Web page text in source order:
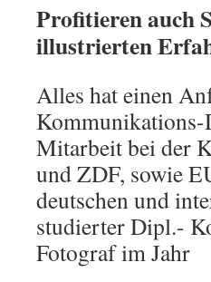
Profitieren auch
illustrierten
Alles hat einen
Kommunikations-
Mitarbeit bei der
und ZDF, sowie
deutschen und
studierter Dipl.-
Fotograf im Jahr